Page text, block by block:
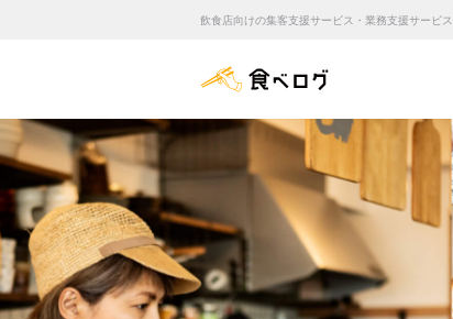
飲食店向けの集客支援サービス・業務支援サービス